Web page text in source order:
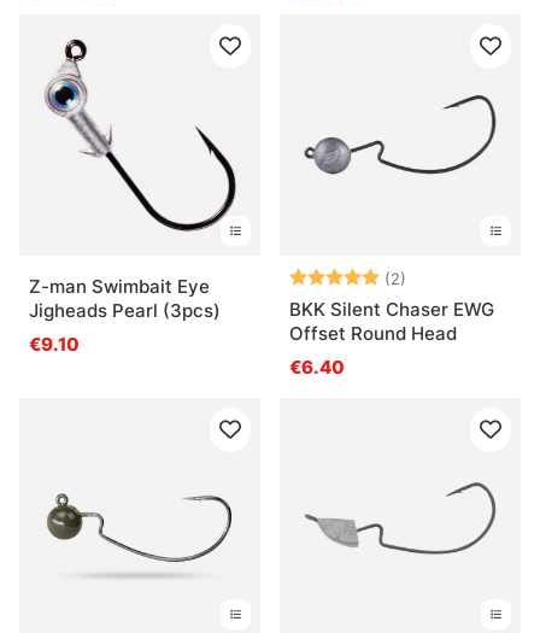
Z-man Swimbait Eye
Jigheads Pearl (3pcs)
€9.10
Arvio: (2)
BKK Silent Chaser EWG
Offset Round Head
€6.40